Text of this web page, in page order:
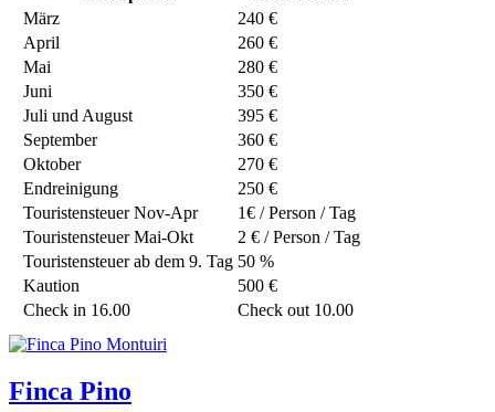
März
240 €
April
260 €
Mai
280 €
Juni
350 €
Juli und August
395 €
September
360 €
Oktober
270 €
Endreinigung
250 €
Touristensteuer Nov-Apr
1€ / Person / Tag
Touristensteuer Mai-Okt
2 € / Person / Tag
Touristensteuer ab dem 9. Tag 50 %
Kaution
500 €
Check in 16.00
Check out 10.00
Finca Pino